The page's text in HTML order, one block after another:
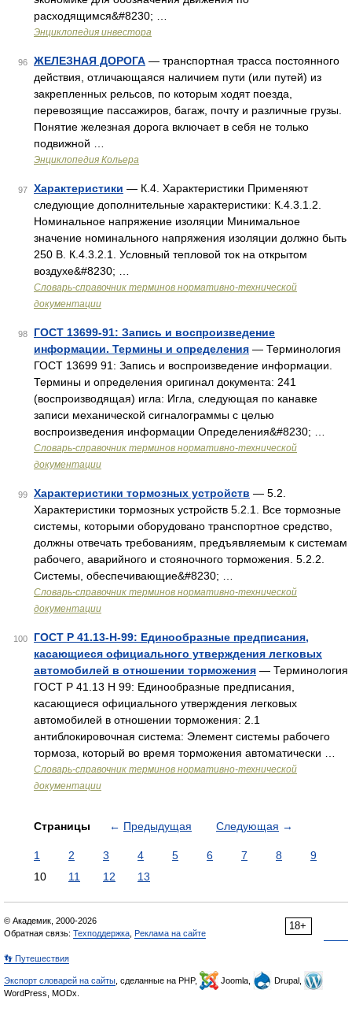
расходящимся&#8230; …
Энциклопедия инвестора
96 ЖЕЛЕЗНАЯ ДОРОГА — транспортная трасса постоянного
действия, отличающаяся наличием пути (или путей) из
закрепленных рельсов, по которым ходят поезда,
перевозящие пассажиров, багаж, почту и различные грузы.
Понятие железная дорога включает в себя не только
подвижной …
Энциклопедия Кольера
97 Характеристики — К.4. Характеристики Применяют
следующие дополнительные характеристики: К.4.3.1.2.
Номинальное напряжение изоляции Минимальное
значение номинального напряжения изоляции должно быть
250 В. К.4.3.2.1. Условный тепловой ток на открытом
воздухе&#8230; …
Словарь-справочник терминов нормативно-технической
документации
98
ГОСТ 13699-91: Запись и воспроизведение
информации. Термины и определения — Терминология
ГОСТ 13699 91: Запись и воспроизведение информации.
Термины и определения оригинал документа: 241
(воспроизводящая) игла: Игла, следующая по канавке
записи механической сигналограммы с целью
воспроизведения информации Определения&#8230; …
Словарь-справочник терминов нормативно-технической
документации
99 Характеристики тормозных устройств — 5.2.
Характеристики тормозных устройств 5.2.1. Все тормозные
системы, которыми оборудовано транспортное средство,
должны отвечать требованиям, предъявляемым к системам
рабочего, аварийного и стояночного торможения. 5.2.2.
Системы, обеспечивающие&#8230; …
Словарь-справочник терминов нормативно-технической
документации
100
ГОСТ Р 41.13-H-99: Единообразные предписания,
касающиеся официального утверждения легковых
автомобилей в отношении торможения — Терминология
ГОСТ Р 41.13 H 99: Единообразные предписания,
касающиеся официального утверждения легковых
автомобилей в отношении торможения: 2.1
антиблокировочная система: Элемент системы рабочего
тормоза, который во время торможения автоматически …
Словарь-справочник терминов нормативно-технической
документации
Страницы ← Предыдущая Следующая →
1 2 3 4 5 6 7 8
9
10
11 12 13
18+
© Академик, 2000-2026
Обратная связь: Техподдержка Реклама на сайте
👣 Путешествия
Экспорт словарей на сайты , сделанные на PHP, Joomla,
Drupal,
WordPress, MODx.